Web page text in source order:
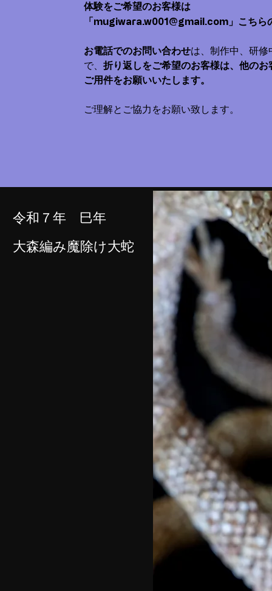
体験をご希望のお客様は
「mugiwara.w001@gmail.com 」こち
お電話でのお問い合わせは、制作中、研
で、 折り返しをご希望のお客様は、他の
ご用件をお願いいたします。
​ご理解とご協力をお願い致します。
​令和７年 巳年
​大森編み魔除け大蛇